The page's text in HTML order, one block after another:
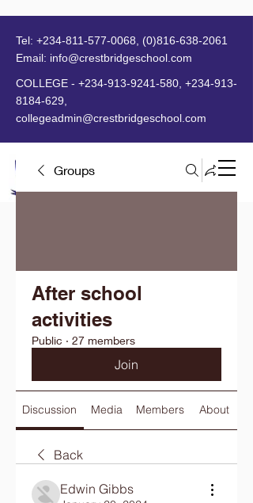
MENU
Tel: +234-811-577-0068
(0)816-638-2061
Email: info@crestbridgeschool.com
COLLEGE - +234-913-9241-580 +234-913-
8184-629
collegeadmin@crestbridgeschool.com
Groups
After school
activities
Public · 27 members
Join
Discussion Media Members About
Back
Edwin Gibbs